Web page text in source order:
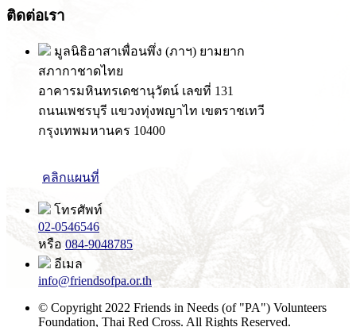
ติดต่อเรา
มูลนิธิอาสาเพื่อนพึ่ง (ภาฯ) ยามยาก
สภากาชาดไทย
อาคารมหินทรเดชานุวัตน์ เลขที่ 131
ถนนเพชรบุรี แขวงทุ่งพญาไท เขตราชเทวี
กรุงเทพมหานคร 10400
คลิกแผนที่
โทรศัพท์
02-0546546
หรือ 084-9048785
อีเมล
info@friendsofpa.or.th
© Copyright 2022 Friends in Needs (of "PA") Volunteers
Foundation, Thai Red Cross. All Rights Reserved.